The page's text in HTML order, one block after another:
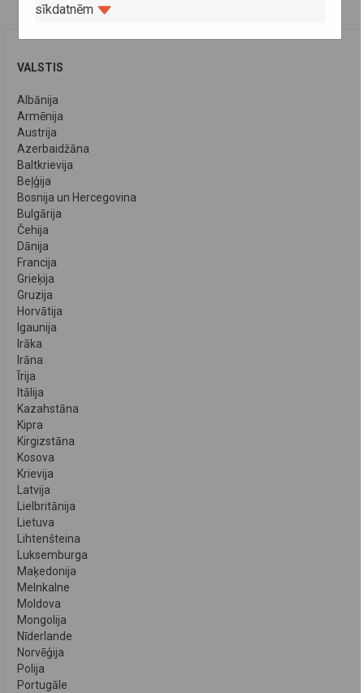
VALSTIS
Albānija
Armēnija
Austrija
Azerbaidžāna
Baltkrievija
Beļģija
Bosnija un Hercegovina
Bulgārija
Čehija
Dānija
Francija
Grieķija
Gruzija
Horvātija
Igaunija
Irāka
Irāna
Īrija
Itālija
Kazahstāna
Kipra
Kirgizstāna
Kosova
Krievija
Latvija
Lielbritānija
Lietuva
Lihtenšteina
Luksemburga
Maķedonija
Melnkalne
Moldova
Mongolija
Nīderlande
Norvēģija
Polija
Portugāle
sīkdatnēm